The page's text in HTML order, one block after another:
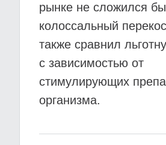
рынке не сложился бы
колоссальный
также сравнил
с зависимостью от
стимулирующих
организма.